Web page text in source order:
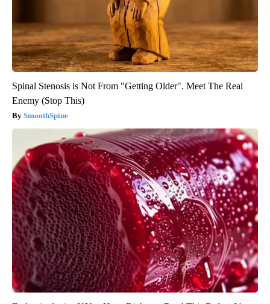
Spinal Stenosis is Not From "Getting Older". Meet The Real
Enemy (Stop This)
SmoothSpine